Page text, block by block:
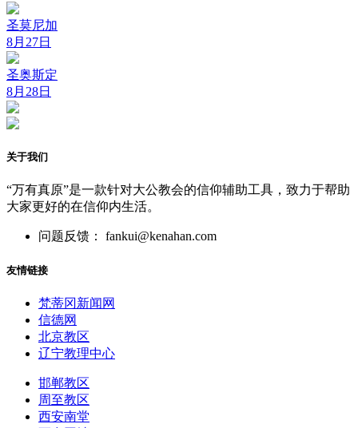
圣莫尼加
8月27日
圣奥斯定
8月28日
关于我们
“万有真原”是一款针对大公教会的信仰辅助工具，致力于帮助
大家更好的在信仰内生活。
问题反馈： fankui@kenahan.com
友情链接
梵蒂冈新闻网
信德网
北京教区
辽宁教理中心
邯郸教区
周至教区
西安南堂